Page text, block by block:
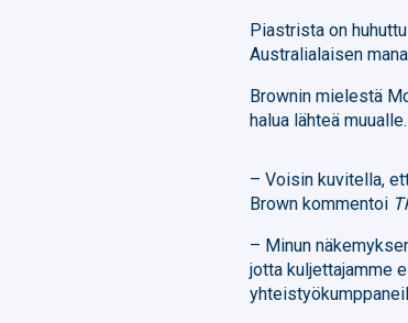
Piastrista on
Australialaisen
Brownin mielestä
halua lähteä muualle.
– Voisin kuvitella,
Brown kommentoi
– Minun
jotta kuljettajamme